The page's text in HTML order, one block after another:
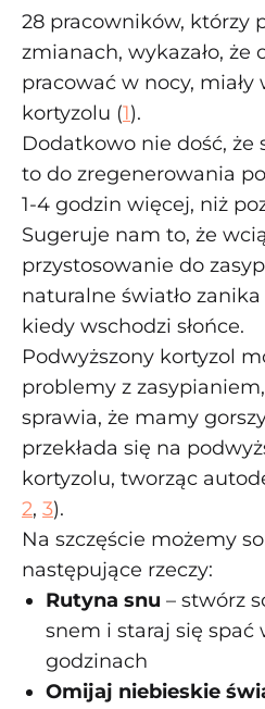
28 pracowników, którzy
zmianach, wykazało, że
pracować w nocy, miały
kortyzolu (1).
Dodatkowo nie dość, że
to do zregenerowania
1-4 godzin więcej, niż
Sugeruje nam to, że
przystosowanie do
naturalne światło
kiedy wschodzi słońce.
Podwyższony kortyzol
problemy z
sprawia, że mamy
przekłada się na
kortyzolu, tworząc
2, 3).
Na szczęście możemy
następujące rzeczy:
Rutyna snu – stwórz
snem i staraj się spać
godzinach
Omijaj niebieskie